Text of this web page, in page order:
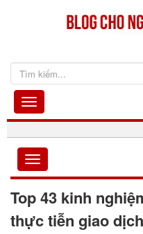
Top 43 kinh
thực tiễn giao dịch